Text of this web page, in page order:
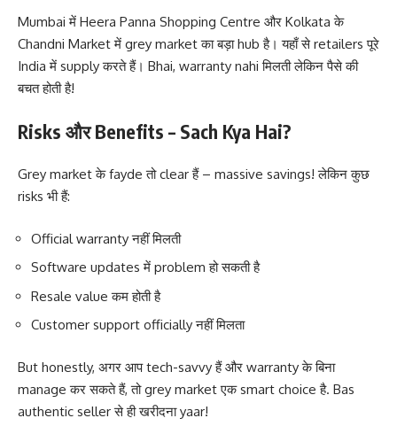
Mumbai में Heera Panna Shopping Centre और Kolkata के
Chandni Market में grey market का बड़ा hub है। यहाँ से retailers पूरे
India में supply करते हैं। Bhai, warranty nahi मिलती लेकिन पैसे की
बचत होती है!
Risks और Benefits – Sach Kya Hai?
Grey market के fayde तो clear हैं – massive savings! लेकिन कुछ
risks भी हैं:
Official warranty नहीं मिलती
Software updates में problem हो सकती है
Resale value कम होती है
Customer support officially नहीं मिलता
But honestly, अगर आप tech-savvy हैं और warranty के बिना
manage कर सकते हैं, तो grey market एक smart choice है. Bas
authentic seller से ही खरीदना yaar!